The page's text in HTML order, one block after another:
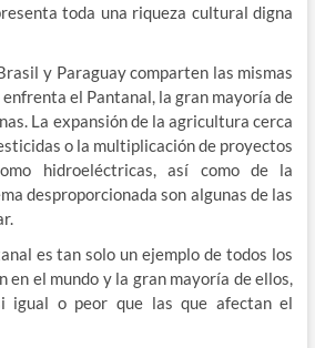
toda una riqueza cultural digna
y Paraguay comparten las mismas
enfrenta el Pantanal, la gran mayoría de
La expansión de la agricultura cerca
o la multiplicación de proyectos
hidroeléctricas, así como de la
desproporcionada son algunas de las
es tan solo un ejemplo de todos los
en el mundo y la gran mayoría de ellos,
igual o peor que las que afectan el